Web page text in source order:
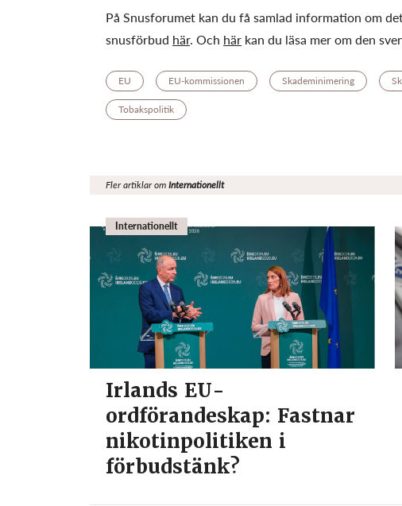
På Snusforumet kan du få samlad information om
snusförbud här. Och här kan du läsa mer om den
EU EU-kommissionen Skademinimering
Tobakspolitik
Fler artiklar omInternationellt
Internationellt
Irlands EU-
ordförandeskap: Fastnar
nikotinpolitiken i
förbudstänk?